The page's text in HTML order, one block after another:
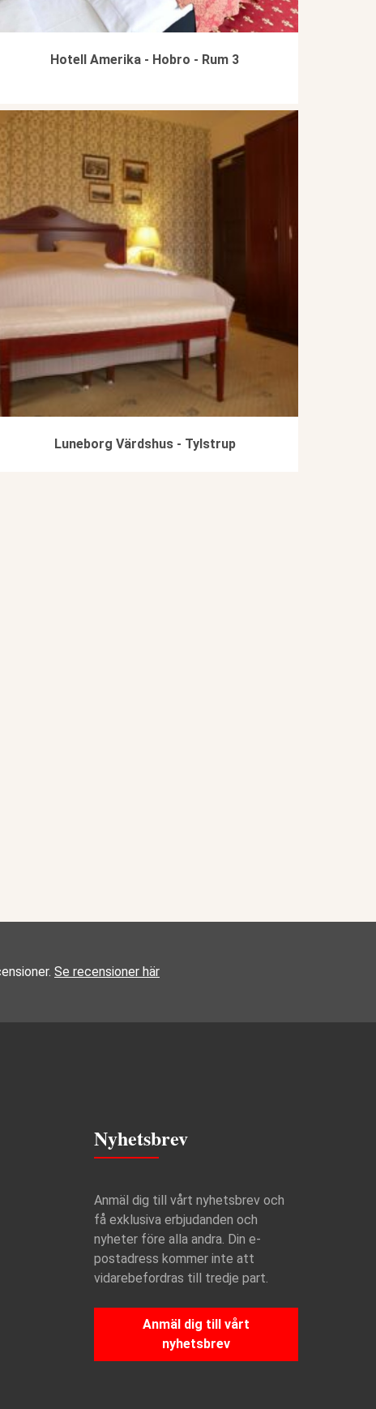
Hotell Amerika - Hobro - Rum 3
Luneborg Värdshus - Tylstrup
Se recensioner här
Nyhetsbrev
Anmäl dig till vårt nyhetsbrev och
få exklusiva erbjudanden och
nyheter före alla andra. Din e-
postadress kommer inte att
vidarebefordras till tredje part.
Anmäl dig till vårt
nyhetsbrev